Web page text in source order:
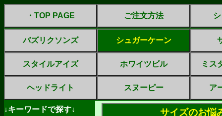
・TOP PAGE ご注文方法
バズリクソンズ シュガーケーン
スタイルアイズ ホワイツビル ミス
ヘッドライト スヌーピー ア
↓キーワードで探す↓
サイズのお悩